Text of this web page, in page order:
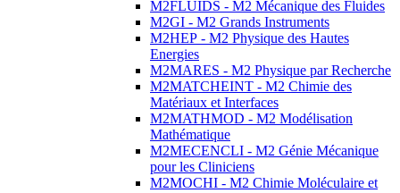
M2FLUIDS - M2 Mécanique des Fluides
M2GI - M2 Grands Instruments
M2HEP - M2 Physique des Hautes
Energies
M2MARES - M2 Physique par Recherche
M2MATCHEINT - M2 Chimie des
Matériaux et Interfaces
M2MATHMOD - M2 Modélisation
Mathématique
M2MECENCLI - M2 Génie Mécanique
pour les Cliniciens
M2MOCHI - M2 Chimie Moléculaire et